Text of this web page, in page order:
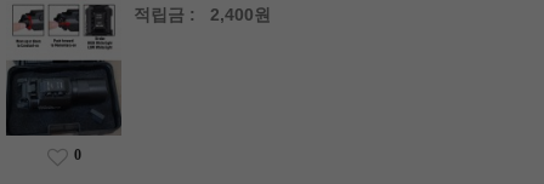
적립금 : 2,400원
0